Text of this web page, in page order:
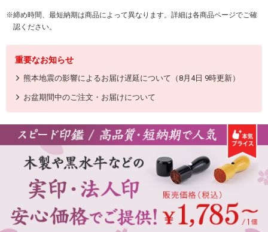
締め時間、最短納期は商品によって異なります。詳細は各商品ページでご確
認ください。
重要なお知らせ
熊本地震の影響によるお届け遅延について（8月4日 9時更新）
お盆期間中のご注文・お届けについて